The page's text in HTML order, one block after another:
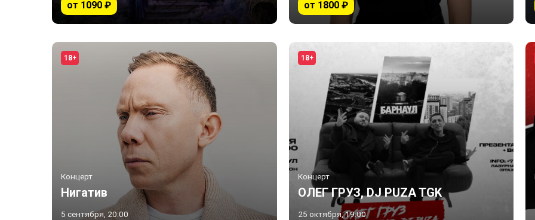
от 1090 ₽ от 1800 ₽
18+
Концерт
Нигатив
5 сентября, 20:00
18+
Концерт
ОЛЕГ ГРУЗ, DJ PUZA TGK
25 октября, 19:00